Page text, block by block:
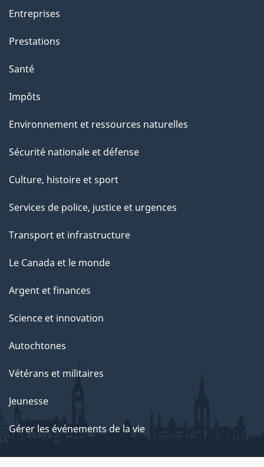
Entreprises
Prestations
Santé
Impôts
Environnement et ressources naturelles
Sécurité nationale et défense
Culture, histoire et sport
Services de police, justice et urgences
Transport et infrastructure
Le Canada et le monde
Argent et finances
Science et innovation
Autochtones
Vétérans et militaires
Jeunesse
Gérer les événements de la vie